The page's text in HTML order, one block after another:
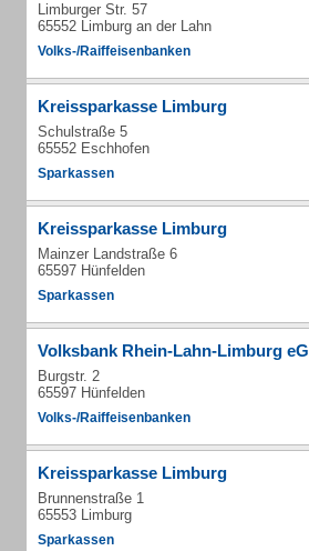
Limburger Str. 57
65552 Limburg an der Lahn
Volks-/Raiffeisenbanken
Kreissparkasse Limburg
Schulstraße 5
65552 Eschhofen
Sparkassen
Kreissparkasse Limburg
Mainzer Landstraße 6
65597 Hünfelden
Sparkassen
Volksbank Rhein-Lahn-Limburg eG
Burgstr. 2
65597 Hünfelden
Volks-/Raiffeisenbanken
Kreissparkasse Limburg
Brunnenstraße 1
65553 Limburg
Sparkassen